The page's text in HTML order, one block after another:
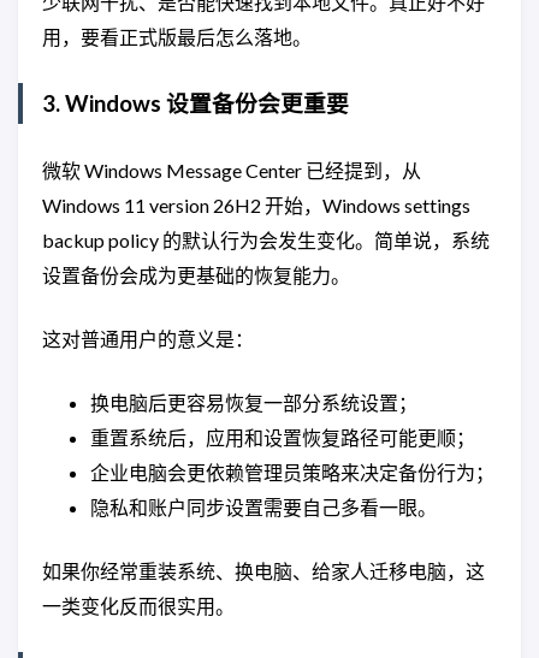
用，要看正式版最后怎么落地。
3. Windows 设置备份会更重要
微软 Windows Message Center 已经提到，从
Windows 11 version 26H2 开始，Windows settings
backup policy 的默认行为会发生变化。简单说，系统
设置备份会成为更基础的恢复能力。
这对普通用户的意义是：
换电脑后更容易恢复一部分系统设置；
重置系统后，应用和设置恢复路径可能更顺；
企业电脑会更依赖管理员策略来决定备份行为；
隐私和账户同步设置需要自己多看一眼。
如果你经常重装系统、换电脑、给家人迁移电脑，这
一类变化反而很实用。